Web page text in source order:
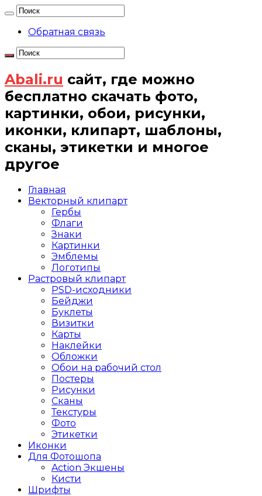
Обратная связь
Abali.ru сайт, где можно
бесплатно скачать фото,
картинки, обои, рисунки,
иконки, клипарт, шаблоны,
сканы, этикетки и многое
другое
Главная
Векторный клипарт
Гербы
Флаги
Знаки
Картинки
Эмблемы
Логотипы
Растровый клипарт
PSD-исходники
Бейджи
Буклеты
Визитки
Карты
Наклейки
Обложки
Обои на рабочий стол
Постеры
Рисунки
Сканы
Текстуры
Фото
Этикетки
Иконки
Для Фотошопа
Action Экшены
Кисти
Шрифты